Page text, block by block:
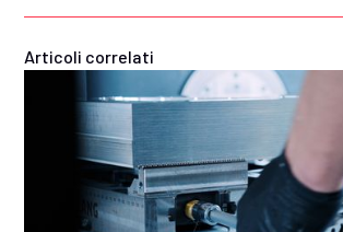
Articoli correlati